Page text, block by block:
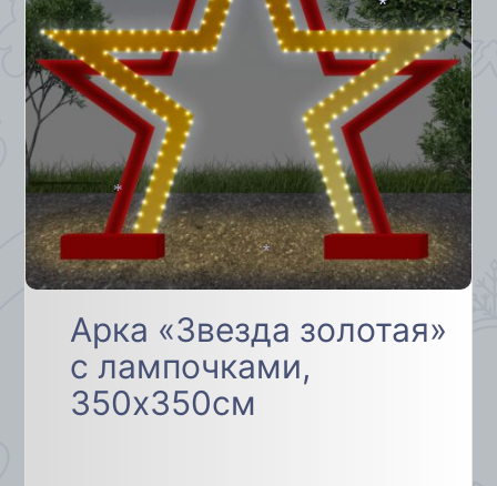
Арка «Звезда золотая»
с лампочками,
350х350см
*
*
*
*